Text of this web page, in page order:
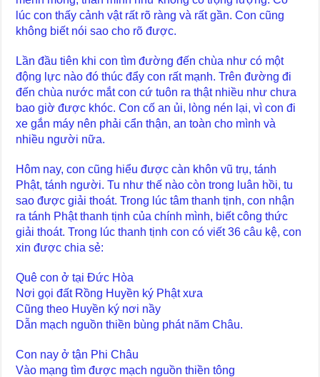
lúc con thấy cảnh vật rất rõ ràng và rất gần. Con cũng
không biết nói sao cho rõ được.
Lần đầu tiên khi con tìm đường đến chùa như có một
động lực nào đó thúc đẩy con rất mạnh. Trên đường đi
đến chùa nước mắt con cứ tuôn ra thật nhiều như chưa
bao giờ được khóc. Con cố an ủi, lòng nén lại, vì con đi
xe gắn máy nên phải cẩn thận, an toàn cho mình và
nhiều người nữa.
Hôm nay, con cũng hiểu được càn khôn vũ trụ, tánh
Phật, tánh người. Tu như thế nào còn trong luân hồi, tu
sao được giải thoát. Trong lúc tâm thanh tịnh, con nhận
ra tánh Phật thanh tịnh của chính mình, biết công thức
giải thoát. Trong lúc thanh tịnh con có viết 36 câu kệ, con
xin được chia sẻ:
Quê con ở tại Đức Hòa
Nơi gọi đất Rồng Huyền ký Phật xưa
Cũng theo Huyền ký nơi nầy
Dẫn mạch nguồn thiền bùng phát năm Châu.
Con nay ở tận Phi Châu
Vào mạng tìm được mạch nguồn thiền tông